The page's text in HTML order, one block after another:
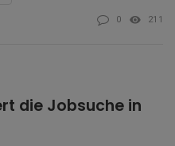
0 211
die Jobsuche in